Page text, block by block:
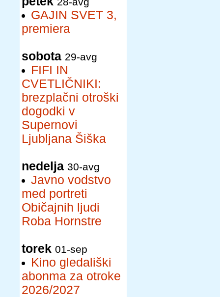
GAJIN SVET 3,
premiera
sobota 29-avg
FIFI IN
CVETLIČNIKI:
brezplačni otroški
dogodki v
Supernovi
Ljubljana Šiška
nedelja 30-avg
Javno vodstvo
med portreti
Običajnih ljudi
Roba Hornstre
torek 01-sep
Kino gledališki
abonma za otroke
2026/2027